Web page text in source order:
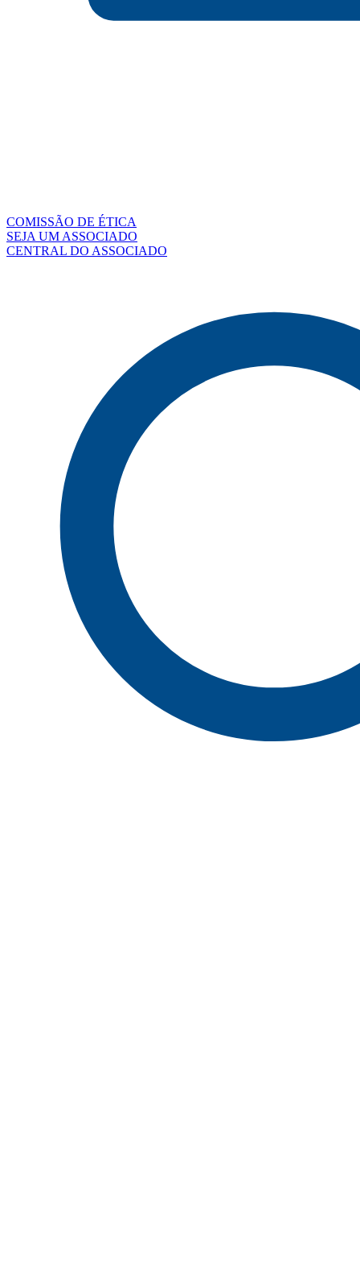
COMISSÃO DE ÉTICA
SEJA UM ASSOCIADO
CENTRAL DO ASSOCIADO